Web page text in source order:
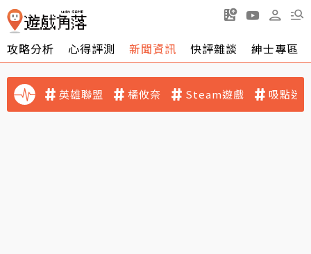
攻略分析 心得評測 新聞資訊 快評雜談 紳士專區
英雄聯盟 橘攸奈 Steam遊戲 吸點迷